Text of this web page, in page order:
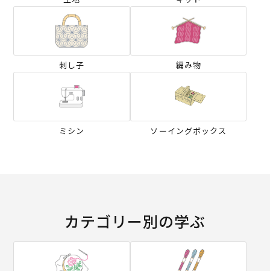
刺し子 編み物
ミシン ソーイングボックス
カテゴリー別の学ぶ